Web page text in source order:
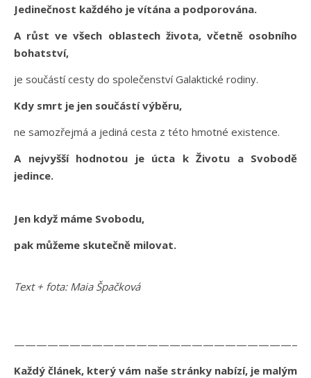
Jedinečnost každého je vítána a podporována.
A růst ve všech oblastech života, včetně osobního
bohatství,
je součástí cesty do společenství Galaktické rodiny.
Kdy smrt je jen součástí výběru,
ne samozřejmá a jediná cesta z této hmotné existence.
A nejvyšší hodnotou je úcta k Životu a Svobodě
jedince.
Jen když máme Svobodu,
pak můžeme skutečně milovat.
Text + fota: Maia Špačková
Každý článek, který vám naše stránky nabízí, je malým